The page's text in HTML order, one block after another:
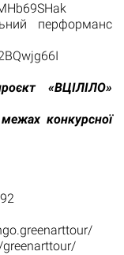
перформанс
«ВЦІЛІЛО»
конкурсної